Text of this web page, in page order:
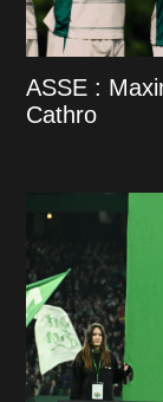
ASSE :
Cathro